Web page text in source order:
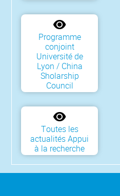
Programme
conjoint
Université de
Lyon / China
Sholarship
Council
Toutes les
actualités Appui
à la recherche